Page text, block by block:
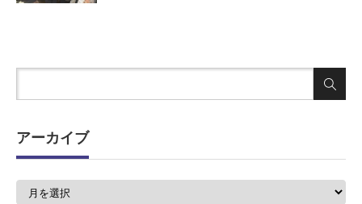
アーカイブ
ア